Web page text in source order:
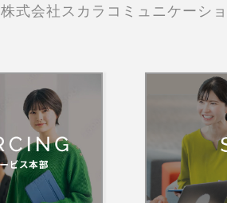
株式会社スカラコミュニケーシ